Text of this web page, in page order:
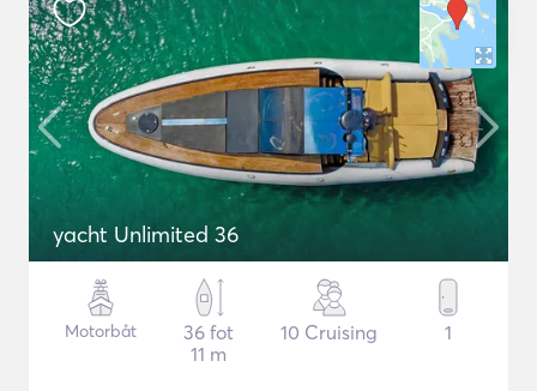
yacht Unlimited 36
Motorbåt
36 fot
11 m
10 Cruising 1